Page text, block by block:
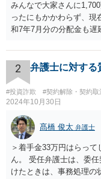
みんなで大家さんに
ったにもかかわらず、現
和7年7月分の分配金も遅
のような状況では、放置
弁護士を入れて早期に
護士を入れて対応すべき
思表示を行い、応答がな
るべきです。相手方であ
より業務停止命令を受
の疑いも報道されていま
もあるため、他の債権者
弁護士選任については
は全国の弁護士がウェブ
職もみんなで大家さんに
2 弁護士に対する
#投資詐欺 #契約解除・契約取
2024年10月30日
髙橋 俊太 弁護士
＞着手金33万円はらっ
ん。 受任弁護士は、委
けたときは、事務処理の